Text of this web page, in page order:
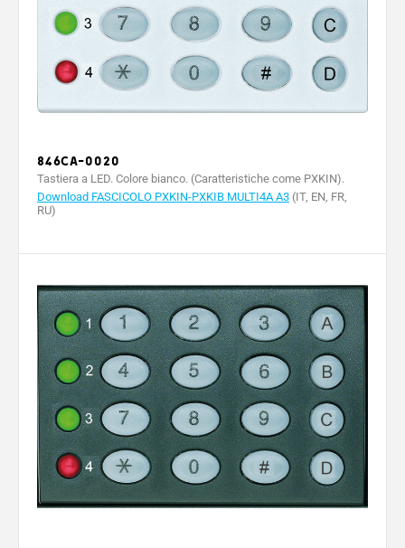
846CA-0020
Tastiera a LED. Colore bianco. (Caratteristiche come PXKIN).
Download FASCICOLO PXKIN-PXKIB MULTI4A A3 (IT, EN, FR,
RU)